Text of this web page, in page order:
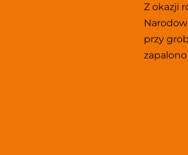
Z okazji
przy